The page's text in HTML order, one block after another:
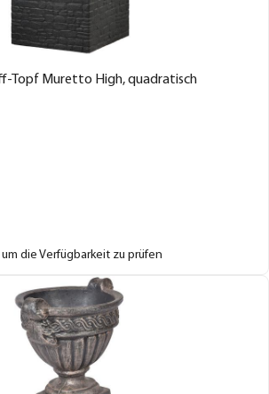
Topf Muretto High, quadratisch
um die Verfügbarkeit zu prüfen